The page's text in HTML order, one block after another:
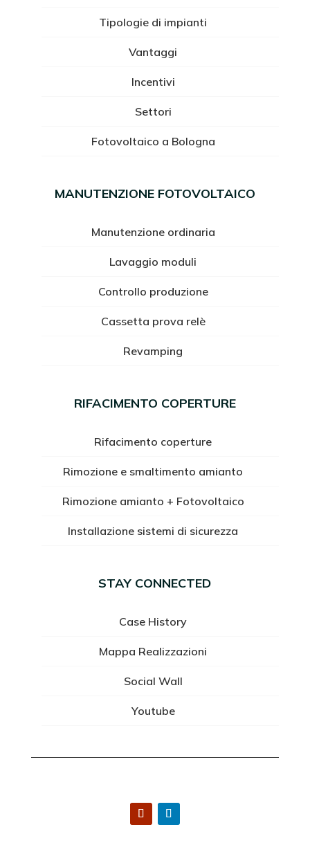
Tipologie di impianti
Vantaggi
Incentivi
Settori
Fotovoltaico a Bologna
MANUTENZIONE FOTOVOLTAICO
Manutenzione ordinaria
Lavaggio moduli
Controllo produzione
Cassetta prova relè
Revamping
RIFACIMENTO COPERTURE
Rifacimento coperture
Rimozione e smaltimento amianto
Rimozione amianto + Fotovoltaico
Installazione sistemi di sicurezza
STAY CONNECTED
Case History
Mappa Realizzazioni
Social Wall
Youtube